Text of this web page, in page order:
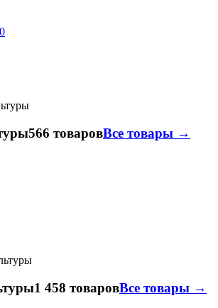
566 товаровВсе товары →
1 458 товаровВсе товары →